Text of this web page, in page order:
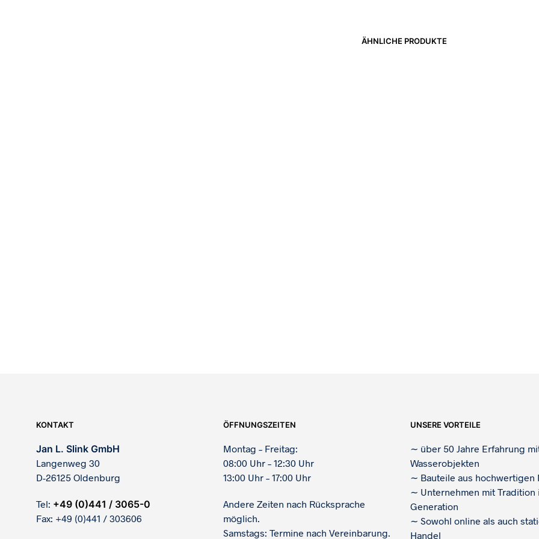
ÄHNLICHE PRODUKTE
KONTAKT
Jan L. Slink GmbH
Langenweg 30
D-26125 Oldenburg
Tel: +49 (0)441 / 3065-0
Fax: +49 (0)441 / 303606
ÖFFNUNGSZEITEN
Montag – Freitag:
08:00 Uhr – 12:30 Uhr
13:00 Uhr – 17:00 Uhr
Andere Zeiten nach Rücksprache
möglich.
Samstags: Termine nach Vereinbarung.
UNSERE VORTEILE
∼ über 50 Jahre Erfahrung
Wasserobjekten
∼ Bauteile aus hochwertigen
∼ Unternehmen mit Tradition
Generation
∼ Sowohl online als auch
Handel